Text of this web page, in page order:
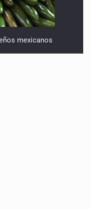
mexicanos